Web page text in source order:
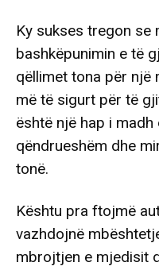
Ky sukses tregon se
bashkëpunimin e të
qëllimet tona për një
më të sigurt për të
është një hap i
qëndrueshëm dhe
tonë.
Kështu pra ftojmë
vazhdojnë
mbrojtjen e mjedisit